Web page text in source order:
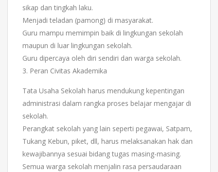
sikap dan tingkah laku.
Menjadi teladan (pamong) di masyarakat.
Guru mampu memimpin baik di lingkungan sekolah
maupun di luar lingkungan sekolah.
Guru dipercaya oleh diri sendiri dan warga sekolah.
3. Peran Civitas Akademika
Tata Usaha Sekolah harus mendukung kepentingan
administrasi dalam rangka proses belajar mengajar di
sekolah.
Perangkat sekolah yang lain seperti pegawai, Satpam,
Tukang Kebun, piket, dll, harus melaksanakan hak dan
kewajibannya sesuai bidang tugas masing-masing.
Semua warga sekolah menjalin rasa persaudaraan